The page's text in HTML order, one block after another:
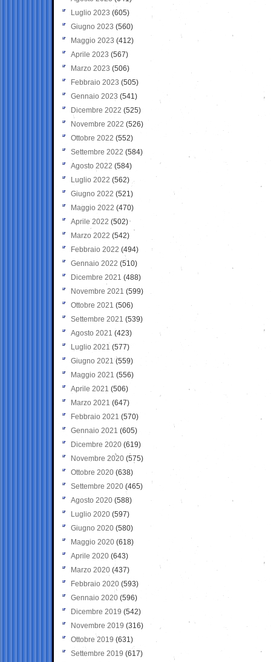
Luglio 2023 (605)
Giugno 2023 (560)
Maggio 2023 (412)
Aprile 2023 (567)
Marzo 2023 (506)
Febbraio 2023 (505)
Gennaio 2023 (541)
Dicembre 2022 (525)
Novembre 2022 (526)
Ottobre 2022 (552)
Settembre 2022 (584)
Agosto 2022 (584)
Luglio 2022 (562)
Giugno 2022 (521)
Maggio 2022 (470)
Aprile 2022 (502)
Marzo 2022 (542)
Febbraio 2022 (494)
Gennaio 2022 (510)
Dicembre 2021 (488)
Novembre 2021 (599)
Ottobre 2021 (506)
Settembre 2021 (539)
Agosto 2021 (423)
Luglio 2021 (577)
Giugno 2021(559)
Maggio 2021 (556)
Aprile 2021 (506)
Marzo 2021 (647)
Febbraio 2021 (570)
Gennaio 2021 (605)
Dicembre 2020 (619)
Novembre 2020 (575)
Ottobre 2020 (638)
Settembre 2020(465)
Agosto 2020 (588)
Luglio 2020 (597)
Giugno 2020 (580)
Maggio 2020 (618)
Aprile 2020 (643)
Marzo 2020 (437)
Febbraio 2020 (593)
Gennaio 2020 (596)
Dicembre 2019 (542)
Novembre 2019 (316)
Ottobre 2019 (631)
Settembre 2019 (617)